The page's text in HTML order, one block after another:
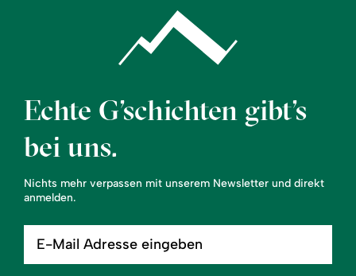
Echte G’schichten gibt’s
bei uns.
Nichts mehr verpassen mit unserem Newsletter und direkt
anmelden.
Mail
eingeben